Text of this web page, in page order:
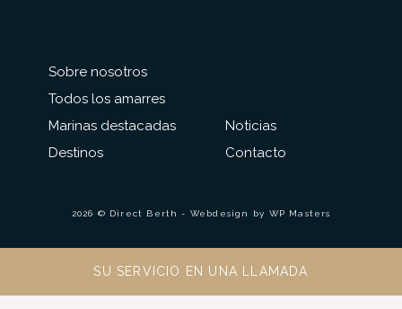
Sobre nosotros
Todos los amarres
Marinas destacadas
Destinos
Noticias
Contacto
2026 © Direct Berth - Webdesign by WP Masters
SU SERVICIO EN UNA LLAMADA